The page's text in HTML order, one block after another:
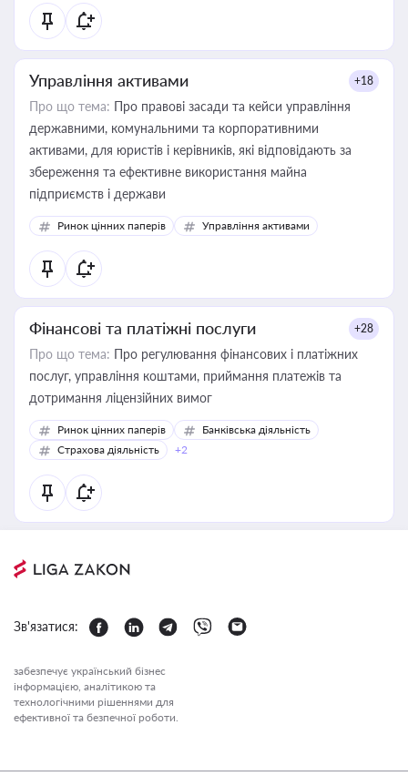
Управління активами +18
Про що тема: Про правові засади та кейси управління
державними, комунальними та корпоративними
активами, для юристів і керівників, які відповідають за
збереження та ефективне використання майна
підприємств і держави
Ринок цінних паперів Управління активами
Фінансові та платіжні послуги +28
Про що тема: Про регулювання фінансових і платіжних
послуг, управління коштами, приймання платежів та
дотримання ліцензійних вимог
Ринок цінних паперів
Банківська діяльність
Страхова діяльність
+2
Зв'язатися:
забезпечує український бізнес
інформацією, аналітикою та
технологічними рішеннями для
ефективної та безпечної роботи.